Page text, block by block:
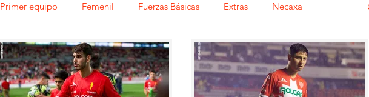
Primer equipo Femenil Fuerzas Básicas Extras Necaxa